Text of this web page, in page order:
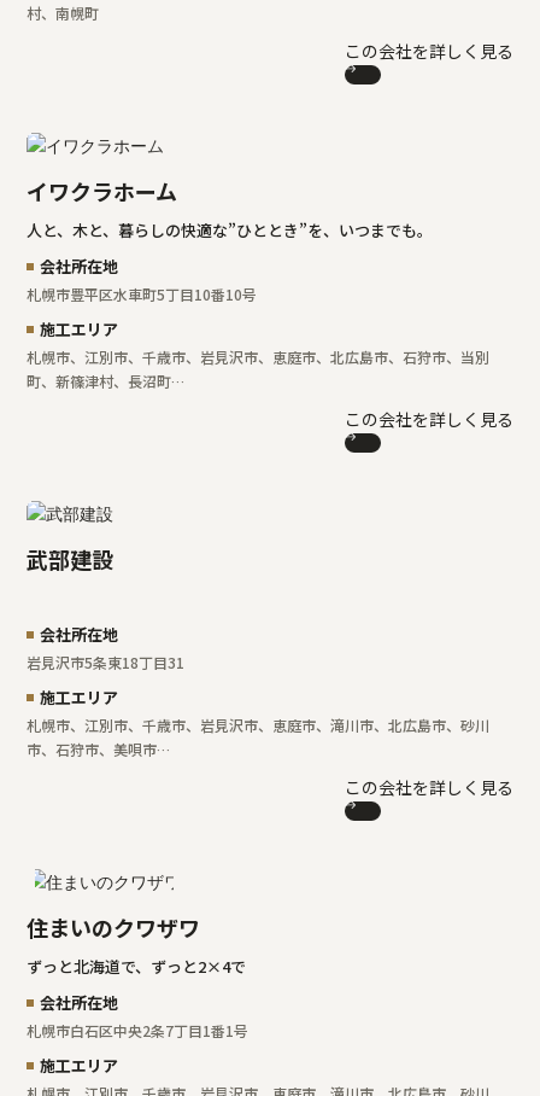
村、南幌町
この会社を詳しく見る
イワクラホーム
人と、木と、暮らしの快適な”ひととき”を、いつまでも。
会社所在地
札幌市豊平区水車町5丁目10番10号
施工エリア
札幌市、江別市、千歳市、岩見沢市、恵庭市、北広島市、石狩市、当別
町、新篠津村、長沼町…
この会社を詳しく見る
武部建設
会社所在地
岩見沢市5条東18丁目31
施工エリア
札幌市、江別市、千歳市、岩見沢市、恵庭市、滝川市、北広島市、砂川
市、石狩市、美唄市…
この会社を詳しく見る
住まいのクワザワ
ずっと北海道で、ずっと2×4で
会社所在地
札幌市白石区中央2条7丁目1番1号
施工エリア